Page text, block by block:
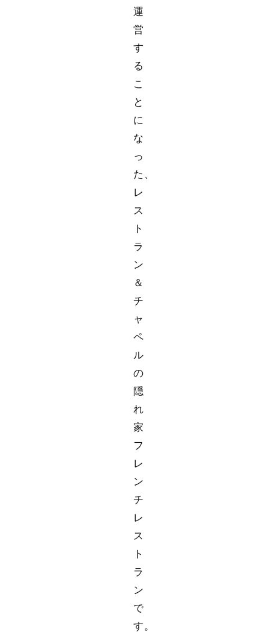
運
営
す
る
こ
と
に
な
っ
た、
レ
ス
ト
ラ
ン
＆
チ
ャ
ペ
ル
の
隠
れ
家
フ
レ
ン
チ
レ
ス
ト
ラ
ン
で
す。